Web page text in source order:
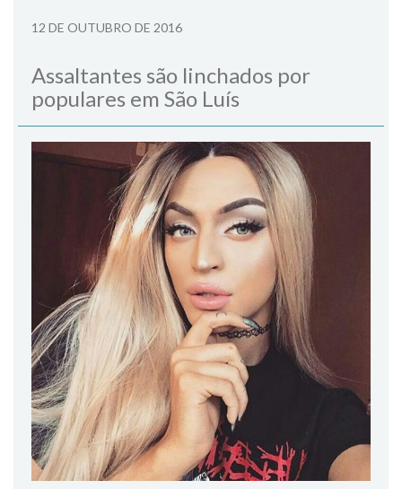
12 DE OUTUBRO DE 2016
Assaltantes são linchados por
populares em São Luís